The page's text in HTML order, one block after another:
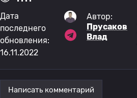
Дата
последнего
обновления:
16.11.2022
Автор:
Прусаков
Влад
Написать комментарий